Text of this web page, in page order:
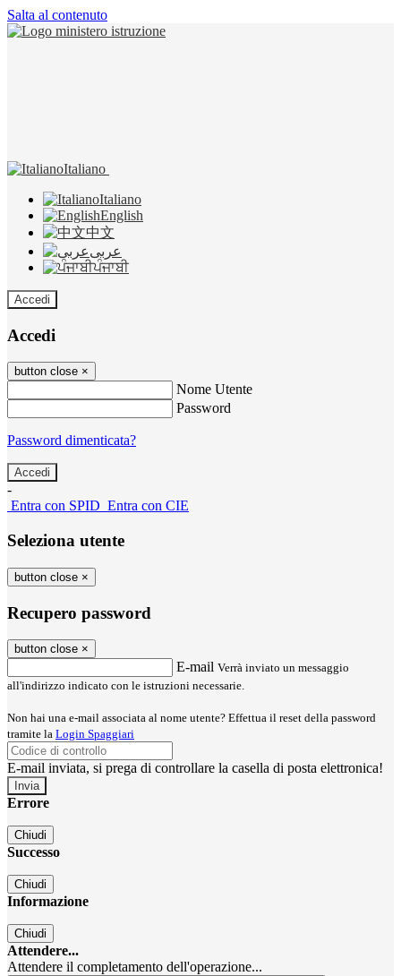
Salta al contenuto
Italiano
Italiano
English
中文
عربى
ਪੰਜਾਬੀ
Accedi
Accedi
button close ×
Nome Utente
Password
Password dimenticata?
-
Entra con SPID Entra con CIE
Seleziona utente
button close ×
Recupero password
button close ×
E-mail Verrà inviato un messaggio
all'indirizzo indicato con le istruzioni necessarie.
Non hai una e-mail associata al nome utente? Effettua il reset della password
tramite la Login Spaggiari
E-mail inviata, si prega di controllare la casella di posta elettronica!
Errore
Chiudi
Successo
Chiudi
Informazione
Chiudi
Attendere...
Attendere il completamento dell'operazione...